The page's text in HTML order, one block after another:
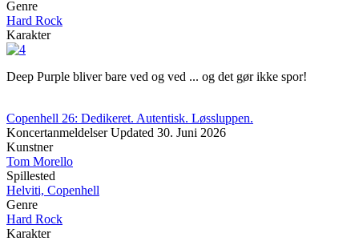
Genre
Hard Rock
Karakter
Deep Purple bliver bare ved og ved ... og det gør ikke spor!
Copenhell 26: Dedikeret. Autentisk. Løssluppen.
Koncertanmeldelser Updated 30. Juni 2026
Kunstner
Tom Morello
Spillested
Helviti, Copenhell
Genre
Hard Rock
Karakter